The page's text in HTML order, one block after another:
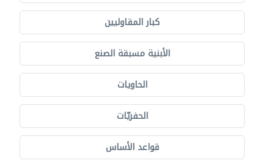
كبار المقاوليين
الأبنية مسبقة الصنع
الحاويات
الحفريّات
قواعد الأساس